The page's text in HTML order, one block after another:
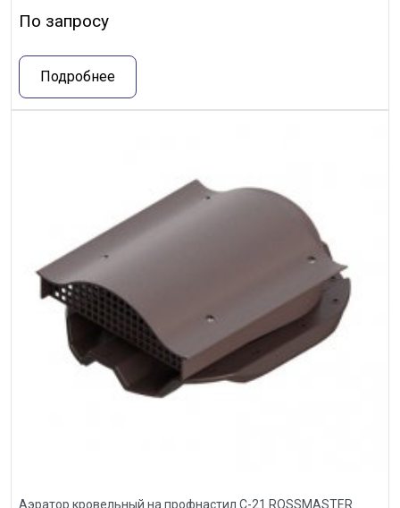
По запросу
Подробнее
Аэратор кровельный на профнастил С-21 ROSSMASTER